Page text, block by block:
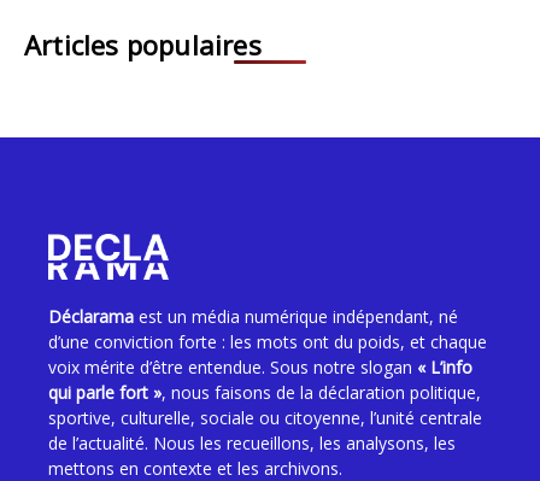
Articles populaires
Déclarama est un média numérique indépendant, né
d’une conviction forte : les mots ont du poids, et chaque
voix mérite d’être entendue. Sous notre slogan « L’info
qui parle fort », nous faisons de la déclaration politique,
sportive, culturelle, sociale ou citoyenne, l’unité centrale
de l’actualité. Nous les recueillons, les analysons, les
mettons en contexte et les archivons.